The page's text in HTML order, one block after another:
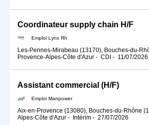
Coordinateur supply chain H/F
Emploi Lynx Rh
Les-Pennes-Mirabeau (13170), Bouches-du-
Provence-Alpes-Côte d'Azur - CDI - 11/07/2026
Assistant commercial (H/F)
Emploi Manpower
Aix-en-Provence (13080), Bouches-du-Rhône
Alpes-Côte d'Azur - Intérim - 27/07/2026